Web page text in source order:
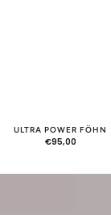
ULTRA POWER FÖHN
NORMALE
€95,00